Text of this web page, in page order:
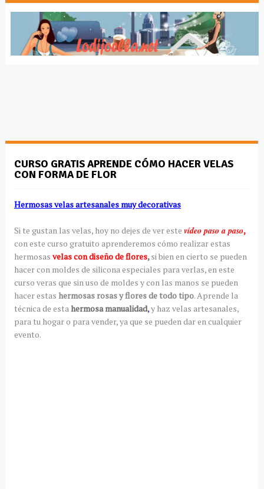
CURSO GRATIS APRENDE CÓMO HACER VELAS
CON FORMA DE FLOR
Hermosas velas artesanales muy decorativas
Si te gustan las velas, hoy no dejes de ver este vídeo paso a paso,
con este curso gratuito aprenderemos cómo realizar estas
hermosas velas con diseño de flores,si bien en cierto se pueden
hacer con moldes de silicona especiales para verlas, en este
curso veras que sin uso de moldes y con las manos se pueden
hacer estas hermosas rosas y flores de todo tipo. Aprende la
técnica de esta hermosa manualidad,y haz velas artesanales,
para tu hogar o para vender, ya que se pueden dar en cualquier
evento.